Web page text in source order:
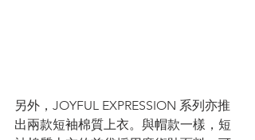
另外，JOYFUL EXPRESSION 系列亦推
出兩款短袖棉質上衣。與帽款一樣，短